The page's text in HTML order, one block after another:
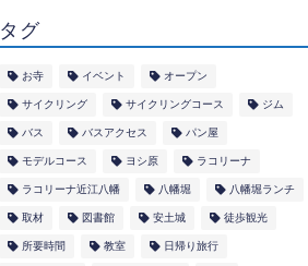
タグ
お寺 イベント オープン
サイクリング サイクリングコース ジム
バス バスアクセス パン屋
モデルコース ヨシ原 ラコリーナ
ラコリーナ近江八幡 八幡堀 八幡堀ランチ
取材 図書館 安土城 徒歩観光
所要時間 教室 日帰り旅行